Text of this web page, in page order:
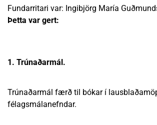
Fundarritari var: Ingibjörg María
Þetta var gert:
1. Trúnaðarmál.
Trúnaðarmál færð til bókar í
félagsmálanefndar.